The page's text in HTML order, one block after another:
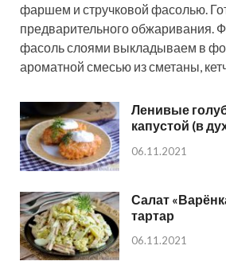
фаршем и стручковой фасолью.
предварительного обжаривания.
фасоль слоями выкладываем в
ароматной смесью из сметаны,
Ленивые
капустой (в
06.11.2021
Салат
тартар
06.11.2021